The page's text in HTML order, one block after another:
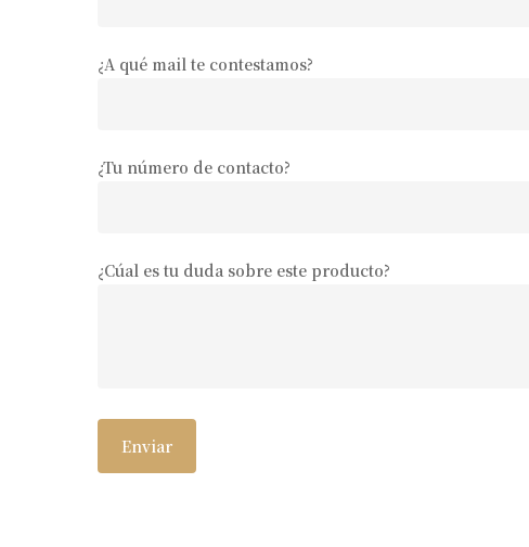
¿A qué mail te contestamos?
¿Tu número de contacto?
¿Cúal es tu duda sobre este producto?